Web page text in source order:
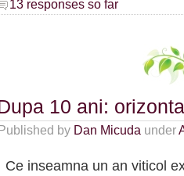
13 responses so far
10 ani:
Published by Dan Micuda under
Ce inseamna un an viticol